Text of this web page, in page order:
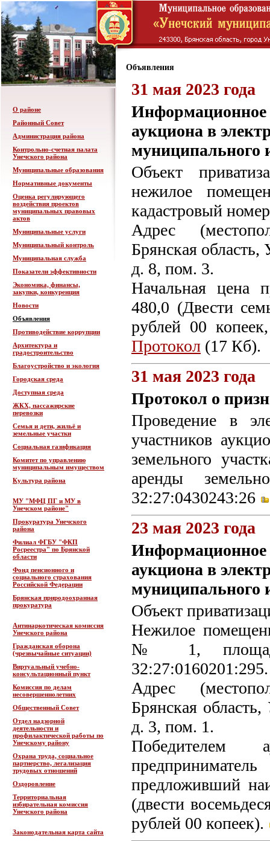
О районе
Районный Совет
Администрация района
Контрольно-счетная палата
Унечского района
Муниципальные образования
Нормативные документы
Оценка регулирующего
воздействия проектов
муниципальных правовых
актов
Муниципальные услуги
Муниципальный контроль
Муниципальная служба
Показатели эффективности
Экономика, финансы,
закупки, конкуренция
Новости
Объявления
Противодействие коррупции
Архитектура и
градостроительство
Благоустройство и экология
Городская среда
Доступная среда
ЖКХ, пассажирские
перевозки
Семья и дети, жильё и
земельные участки
Социальная газификация
Комитет по управлению
муниципальным имуществом
Культура района
МУ "МФЦ ПГ и МУ в
Унечском районе"
Прокуратура Унечского
района
Филиал ФГБУ "ФКП
Росреестра" по Брянской
области
Фонд пенсионного и
социального страхования
Российской Федерации
Брянская природоохранная
прокуратура
Антинаркотическая комиссия
Унечского района
Гражданская оборона
(чрезвычайные ситуации)
Виртуальный учебно-
консультационный пункт
Комиссия по делам
несовершеннолетних
Общественный Совет
Отдел надзорной
деятельности и
профилактической работы по
Унечскому району
Охрана труда, социальное
партнерство, легализация
трудовых отношений
Оздоровление
Территориальная
избирательная комиссия
Унечского района
Законодательная карта сайта
Объявления
31 мая 2023 года
Информационное
аукциона в
муниципального
Объект
нежилое
кадастровый
Адрес
Брянская
д. 8, пом. 3.
Начальная цена
480,0 (Двести
рублей 00
Протокол (17 Кб).
31 мая 2023 года
Протокол о
Проведение в
участников
земельного
аренды
32:27:0430243:26
23 мая 2023 года
Информационное
аукциона в
муниципального
Объект
Нежилое
№ 1, площадь
32:27:0160201:295.
Адрес
Брянская
д. 3, пом. 1.
Победителем
предложивший
(двести
рублей 00 копеек).